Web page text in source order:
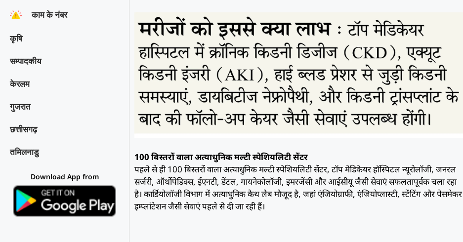
काम के नंबर
कृषि
सम्पादकीय
केरलम
गुजरात
छत्तीसगढ़
तमिलनाडु
Download App from
100 बिस्तरों वाला अत्याधुनिक मल्टी स्पेशियलिटी सेंटर
पहले से ही 100 बिस्तरों वाला अत्याधुनिक मल्टी स्पेशियलिटी सेंटर, टॉप मेडिकेयर हॉस्पिटल न्यूरोलॉजी, जनरल
सर्जरी, ऑर्थोपेडिक्स, ईएनटी, डेंटल, गायनेकोलॉजी, इमरजेंसी और आईसीयू जैसी सेवाएं सफलतापूर्वक चला रहा
है। कार्डियोलॉजी विभाग में अत्याधुनिक कैथ लैब मौजूद है, जहां एंजियोग्राफी, एंजियोप्लास्टी, स्टेंटिंग और पेसमेकर
इम्प्लांटेशन जैसी सेवाएं पहले से दी जा रही हैं।